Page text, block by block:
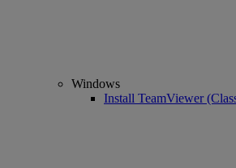
Windows
Install TeamViewer